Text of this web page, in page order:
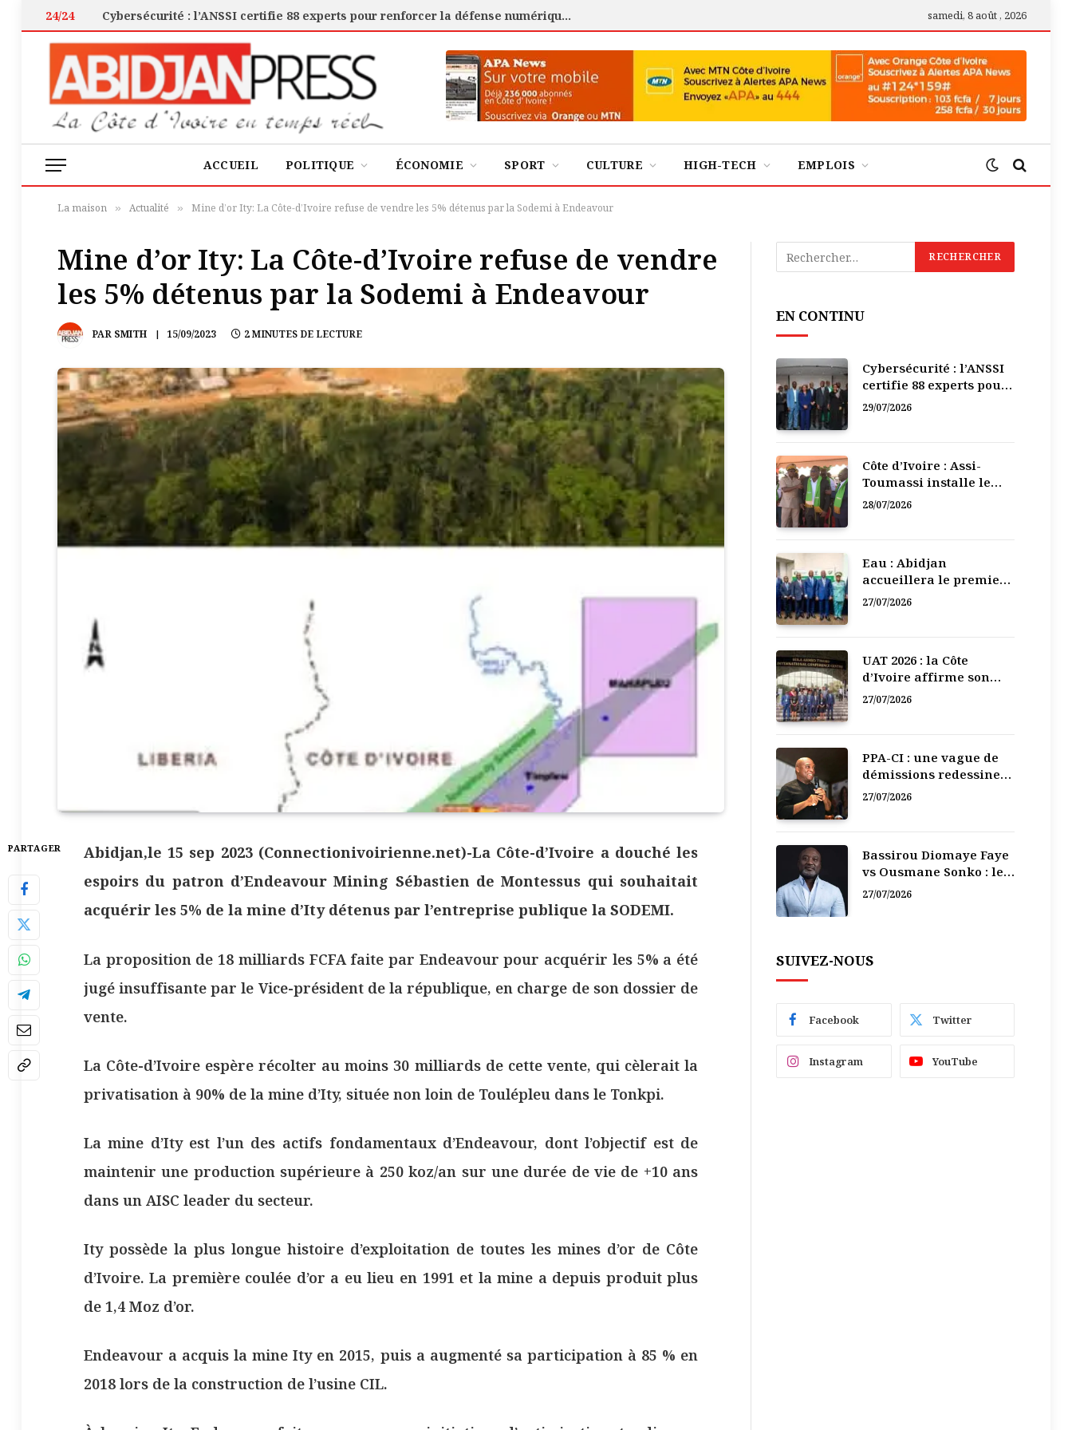
24/24 Cybersécurité : l’ANSSI certifie 88 experts pour renforcer la défense numérique de la Côte d’Ivoire samedi, 8 août , 2026
ACCUEIL POLITIQUE ÉCONOMIE SPORT CULTURE HIGH-TECH EMPLOIS
La maison » Actualité » Mine d’or Ity: La Côte-d’Ivoire refuse de vendre les 5% détenus par la Sodemi à Endeavour
Mine d’or Ity: La Côte-d’Ivoire refuse de vendre
les 5% détenus par la Sodemi à Endeavour
PAR SMITH 15/09/2023 2 MINUTES DE LECTURE
PARTAGER
Abidjan,le 15 sep 2023 (Connectionivoirienne.net)-La Côte-d’Ivoire a douché les
espoirs du patron d’Endeavour Mining Sébastien de Montessus qui souhaitait
acquérir les 5% de la mine d’Ity détenus par l’entreprise publique la SODEMI.
La proposition de 18 milliards FCFA faite par Endeavour pour acquérir les 5% a été
jugé insuffisante par le Vice-président de la république, en charge de son dossier de
vente.
La Côte-d’Ivoire espère récolter au moins 30 milliards de cette vente, qui cèlerait la
privatisation à 90% de la mine d’Ity, située non loin de Toulépleu dans le Tonkpi.
La mine d’Ity est l’un des actifs fondamentaux d’Endeavour, dont l’objectif est de
maintenir une production supérieure à 250 koz/an sur une durée de vie de +10 ans
dans un AISC leader du secteur.
Ity possède la plus longue histoire d’exploitation de toutes les mines d’or de Côte
d’Ivoire. La première coulée d’or a eu lieu en 1991 et la mine a depuis produit plus
de 1,4 Moz d’or.
Endeavour a acquis la mine Ity en 2015, puis a augmenté sa participation à 85 % en
2018 lors de la construction de l’usine CIL.
EN CONTINU
Cybersécurité : l’ANSSI
certifie 88 experts pour
renforcer la défense
29/07/2026
Côte d’Ivoire : Assi-
Toumassi installe le
bureau exécutif de sa
28/07/2026
Eau : Abidjan
accueillera le premier
Forum régional de
27/07/2026
UAT 2026 : la Côte
d’Ivoire affirme son
leadership numérique
27/07/2026
PPA-CI : une vague de
démissions redessine
la recomposition
27/07/2026
Bassirou Diomaye Faye
vs Ousmane Sonko : le
vacarme du pouvoir ne
27/07/2026
SUIVEZ-NOUS
Facebook Twitter
Instagram YouTube